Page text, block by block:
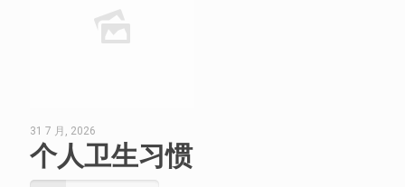
31 7 月, 2026
个人卫生习惯